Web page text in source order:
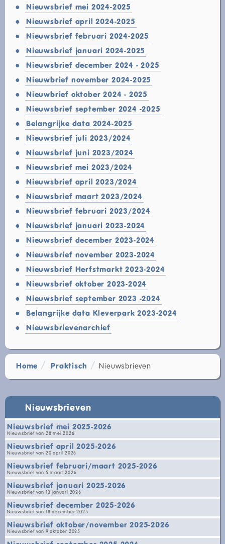
Nieuwsbrief mei 2024-2025
Nieuwsbrief april 2024-2025
Nieuwsbrief februari 2024-2025
Nieuwsbrief januari 2024-2025
Nieuwsbrief december 2024 - 2025
Nieuwbrief november 2024-2025
Nieuwbrief oktober 2024 - 2025
Nieuwsbrief september 2024 -2025
Belangrijke data 2024-2025
Nieuwsbrief juli 2023/2024
Nieuwsbrief juni 2023/2024
Nieuwsbrief mei 2023/2024
Nieuwsbrief april 2023/2024
Nieuwsbrief maart 2023/2024
Nieuwsbrief februari 2023/2024
Nieuwsbrief januari 2023-2024
Nieuwsbrief december 2023-2024
Nieuwsbrief november 2023-2024
Nieuwsbrief Herfstmarkt 2023-2024
Nieuwsbrief oktober 2023-2024
Nieuwsbrief september 2023 -2024
Belangrijke data Kleverpark 2023-2024
Nieuwsbrievenarchief
Home Praktisch Nieuwsbrieven
Nieuwsbrieven
Nieuwsbrief mei 2025-2026
Nieuwsbrief van 28 mei 2026
Nieuwsbrief april 2025-2026
Nieuwsbrief van 20 april 2026
Nieuwsbrief februari/maart 2025-2026
Nieuwsbrief van 5 maart 2026
Nieuwsbrief januari 2025-2026
Nieuwsbrief van 13 januari 2026
Nieuwsbrief december 2025-2026
Nieuwsbrief van 18 december 2025
Nieuwsbrief oktober/november 2025-2026
Nieuwsbrief van 9 oktober 2025